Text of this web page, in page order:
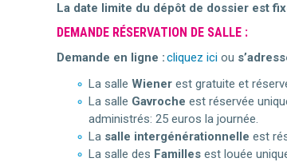
La date limite du dépôt de dossier est
DEMANDE RÉSERVATION DE SALLE :
Demande en ligne :cliquez iciou
La salle Wienerest gratuite et
La salle Gavroche est réservée
administrés: 25 euros la journée.
La salle intergénérationnelle est
La salle des Famillesest louée